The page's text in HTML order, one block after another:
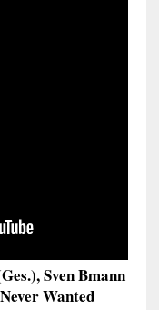
Sven Bmann
Wanted